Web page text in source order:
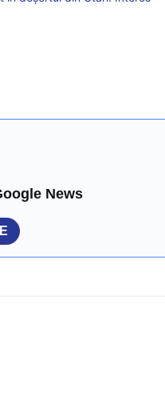
News